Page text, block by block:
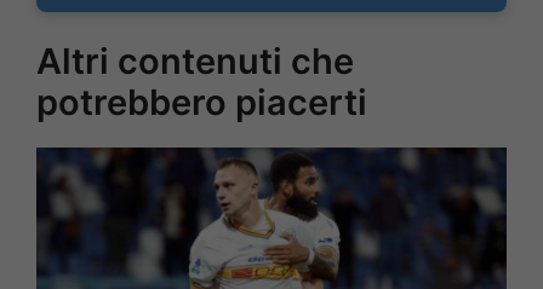
Altri contenuti che
potrebbero piacerti